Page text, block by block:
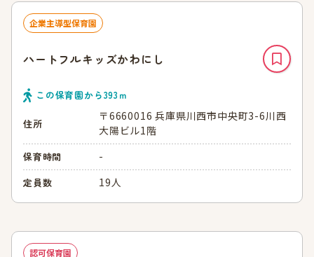
企業主導型保育園
ハートフルキッズかわにし
この保育園から393ｍ
住所
〒6660016 兵庫県川西市中央町3-6川西
大陽ビル1階
保育時間 -
定員数 19人
認可保育園